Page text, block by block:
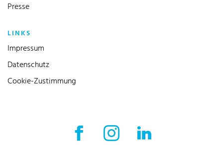
Presse
LINKS
Impressum
Datenschutz
Cookie-Zustimmung
Facebook Externer Link
Instagram Externer Link